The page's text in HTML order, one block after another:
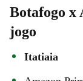
Botafogo x
jogo
Itatiaia